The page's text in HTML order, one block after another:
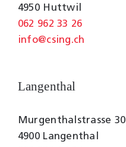
4950 Huttwil
062 962 33 26
info@csing.ch
Langenthal
Murgenthalstrasse 30
4900 Langenthal